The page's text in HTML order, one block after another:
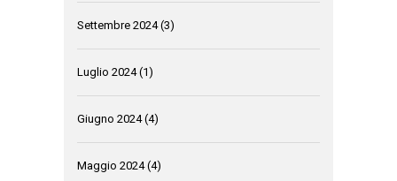
Settembre 2024(3)
Luglio 2024(1)
Giugno 2024(4)
Maggio 2024(4)